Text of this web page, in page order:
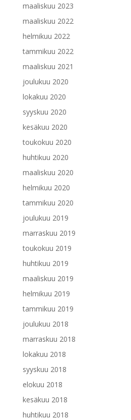
maaliskuu 2023
maaliskuu 2022
helmikuu 2022
tammikuu 2022
maaliskuu 2021
joulukuu 2020
lokakuu 2020
syyskuu 2020
kesäkuu 2020
toukokuu 2020
huhtikuu 2020
maaliskuu 2020
helmikuu 2020
tammikuu 2020
joulukuu 2019
marraskuu 2019
toukokuu 2019
huhtikuu 2019
maaliskuu 2019
helmikuu 2019
tammikuu 2019
joulukuu 2018
marraskuu 2018
lokakuu 2018
syyskuu 2018
elokuu 2018
kesäkuu 2018
huhtikuu 2018